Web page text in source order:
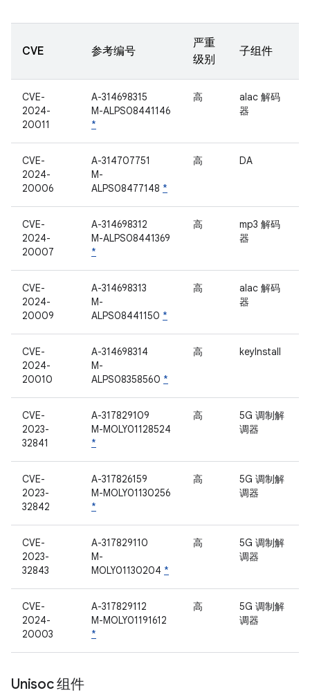
CVE 参考编号
严重
级别
子组件
CVE-
2024-
20011
A-314698315
M-ALPS08441146
*
高
alac 解码
器
CVE-
2024-
20006
A-314707751
M-
ALPS08477148 *
高 DA
CVE-
2024-
20007
A-314698312
M-ALPS08441369
*
高
mp3 解码
器
CVE-
2024-
20009
A-314698313
M-
ALPS08441150 *
高
alac 解码
器
CVE-
2024-
20010
A-314698314
M-
ALPS08358560 *
高 keyInstall
CVE-
2023-
32841
A-317829109
M-MOLY01128524
*
高
5G 调制解
调器
CVE-
2023-
32842
A-317826159
M-MOLY01130256
*
高
5G 调制解
调器
CVE-
2023-
32843
A-317829110
M-
MOLY01130204 *
高
5G 调制解
调器
CVE-
2024-
20003
A-317829112
M-MOLY01191612
*
高
5G 调制解
调器
Unisoc 组件